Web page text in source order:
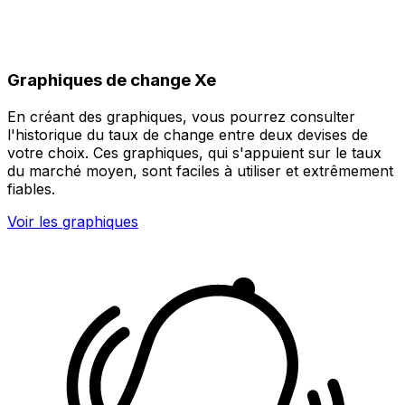
Graphiques de change Xe
En créant des graphiques, vous pourrez consulter
l'historique du taux de change entre deux devises de
votre choix. Ces graphiques, qui s'appuient sur le taux
du marché moyen, sont faciles à utiliser et extrêmement
fiables.
Voir les graphiques